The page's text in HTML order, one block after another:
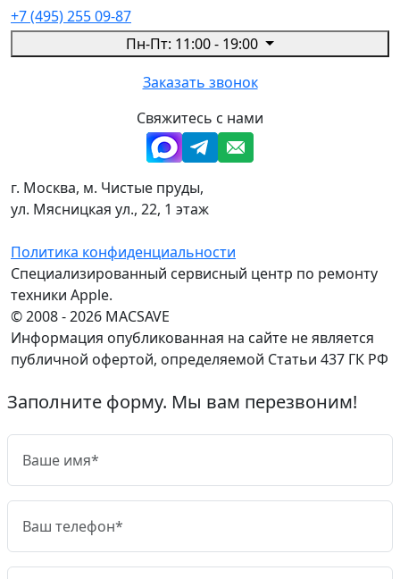
+7 (495) 255 09-87
Пн-Пт: 11:00 - 19:00
Заказать звонок
Свяжитесь с нами
г. Москва, м. Чистые пруды,
ул. Мясницкая ул., 22, 1 этаж
Политика конфиденциальности
Специализированный сервисный центр по ремонту
техники Apple.
© 2008 - 2026 MACSAVE
Информация опубликованная на сайте не является
публичной офертой, определяемой Статьи 437 ГК РФ
Заполните форму. Мы вам перезвоним!